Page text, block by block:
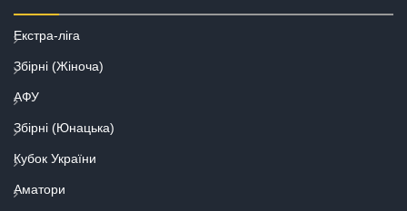
Екстра-ліга
Збірні (Жіноча)
АФУ
Збірні (Юнацька)
Кубок України
Аматори